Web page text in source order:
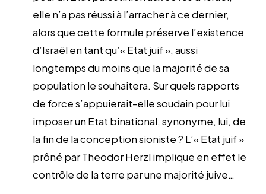
elle n’a pas réussi à l’arracher à ce dernier,
alors que cette formule préserve l’existence
d’Israël en tant qu’« Etat juif », aussi
longtemps du moins que la majorité de sa
population le souhaitera. Sur quels rapports
de force s’appuierait-elle soudain pour lui
imposer un Etat binational, synonyme, lui, de
la fin de la conception sioniste ? L’« Etat juif »
prôné par Theodor Herzl implique en effet le
contrôle de la terre par une majorité juive…